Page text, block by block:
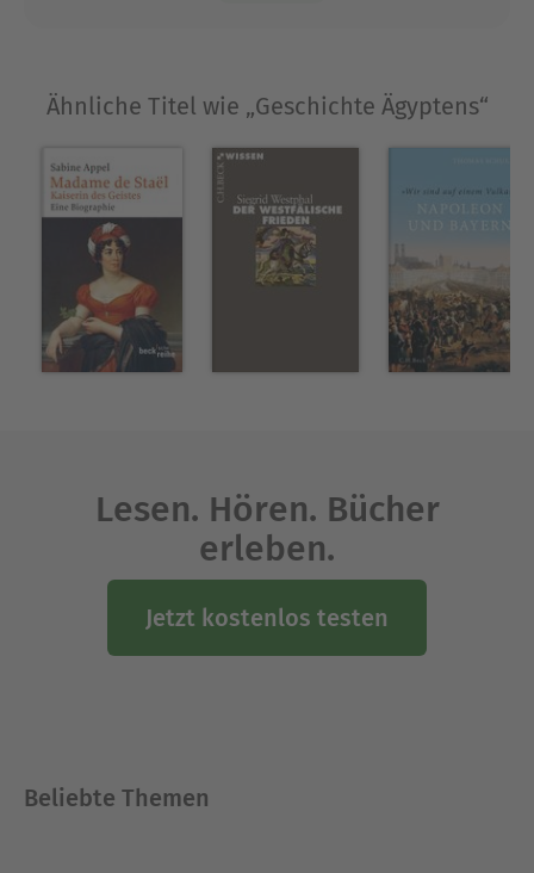
Ähnliche Titel wie „Geschichte Ägyptens“
Lesen. Hören. Bücher
erleben.
Jetzt kostenlos testen
Beliebte Themen